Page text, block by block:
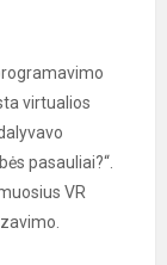
virtualios
pasauliai?“.
VR